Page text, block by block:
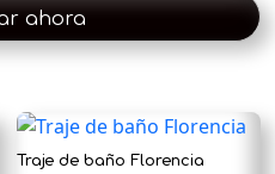
ahora
Traje de baño Florencia
×